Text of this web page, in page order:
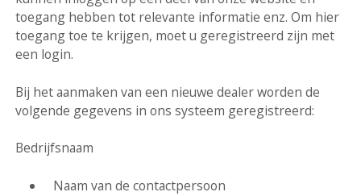
toegang hebben tot relevante informatie enz. Om hier
toegang toe te krijgen, moet u geregistreerd zijn met
een login.
Bij het aanmaken van een nieuwe dealer worden de
volgende gegevens in ons systeem geregistreerd:
Bedrijfsnaam
Naam van de contactpersoon